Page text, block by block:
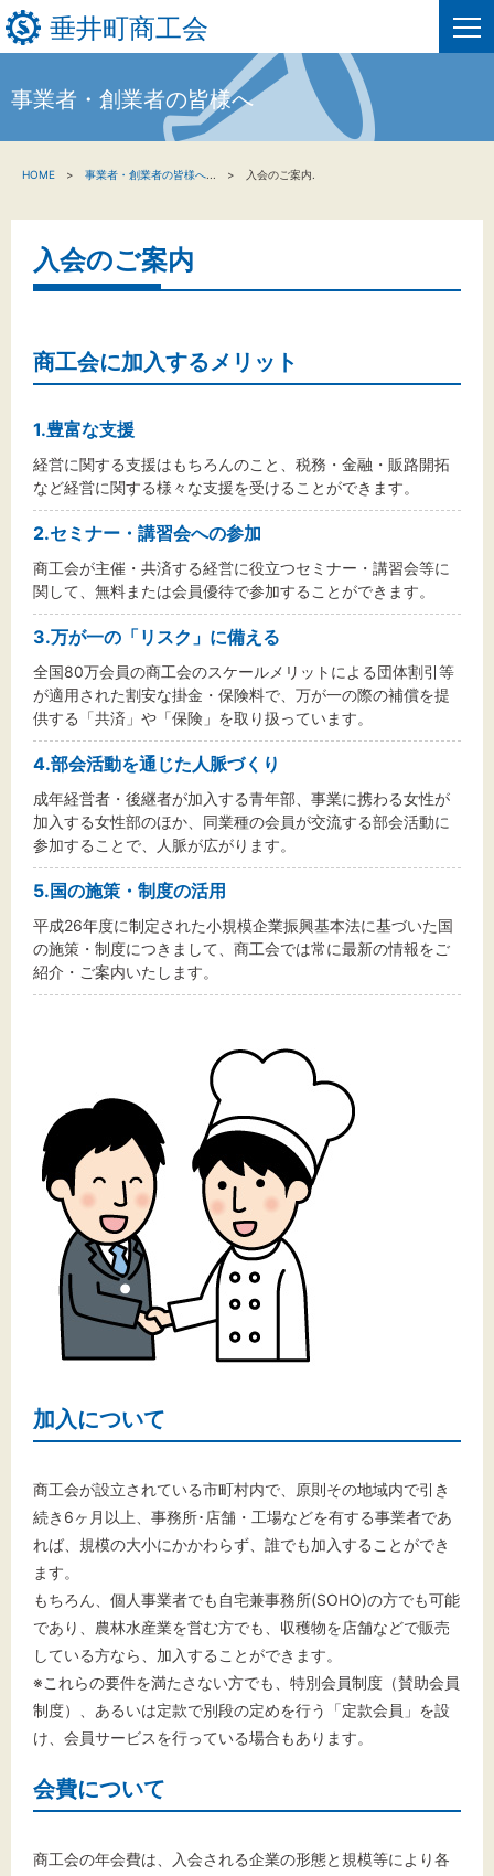
垂井町商工会
新着情報
関係機関の方へ
お問い合わせ
文字サイズ
標準 拡大
背景色
黒 白 黄
事業者・創業者の皆様へ
HOME 事業者・創業者の皆様へ 入会のご案内.
入会のご案内
商工会に加入するメリット
1.豊富な支援
経営に関する支援はもちろんのこと、税務・金融・販路開拓
など経営に関する様々な支援を受けることができます。
2.セミナー・講習会への参加
商工会が主催・共済する経営に役立つセミナー・講習会等に
関して、無料または会員優待で参加することができます。
3.万が一の「リスク」に備える
全国80万会員の商工会のスケールメリットによる団体割引等
が適用された割安な掛金・保険料で、万が一の際の補償を提
供する「共済」や「保険」を取り扱っています。
4.部会活動を通じた人脈づくり
成年経営者・後継者が加入する青年部、事業に携わる女性が
加入する女性部のほか、同業種の会員が交流する部会活動に
参加することで、人脈が広がります。
5.国の施策・制度の活用
平成26年度に制定された小規模企業振興基本法に基づいた国
の施策・制度につきまして、商工会では常に最新の情報をご
紹介・ご案内いたします。
加入について
商工会が設立されている市町村内で、原則その地域内で引き
続き6ヶ月以上、事務所･店舗・工場などを有する事業者であ
れば、規模の大小にかかわらず、誰でも加入することができ
ます。
もちろん、個人事業者でも自宅兼事務所(SOHO)の方でも可能
であり、農林水産業を営む方でも、収穫物を店舗などで販売
している方なら、加入することができます。
※これらの要件を満たさない方でも、特別会員制度（賛助会員
制度）、あるいは定款で別段の定めを行う「定款会員」を設
け、会員サービスを行っている場合もあります。
会費について
商工会の年会費は、入会される企業の形態と規模等により各